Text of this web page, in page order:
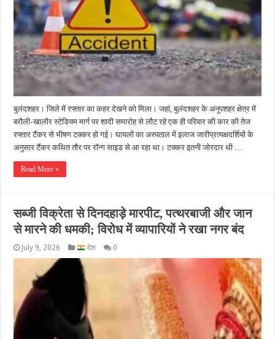
बुलंदशहर। जिले में रफ्तार का कहर देखने को मिला। जहां, बुलंदशहर के अनूपशहर क्षेत्र में
बरौली-खालौर स्टेडियम मार्ग पर शादी समारोह से लौट रहे एक ही परिवार की कार की तेज
रफ्तार टैंकर से भीषण टक्कर हो गई। घायलों का अस्पताल में इलाज जारीप्रत्यक्षदर्शियों के
अनुसार टैंकर कथित तौर पर रॉन्ग साइड से आ रहा था। टक्कर इतनी जोरदार थी …
Read More »
सब्जी विक्रेता से दिनदहाड़े मारपीट, पत्थरबाजी और जान
से मारने की धमकी; विरोध में व्यापारियों ने रखा नगर बंद
July 9, 2026 देश 0